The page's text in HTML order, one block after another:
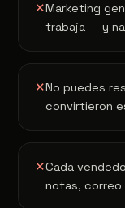
✕Marketing
trabaja — y
✕No puedes
convirtieron
✕Cada
notas, correo